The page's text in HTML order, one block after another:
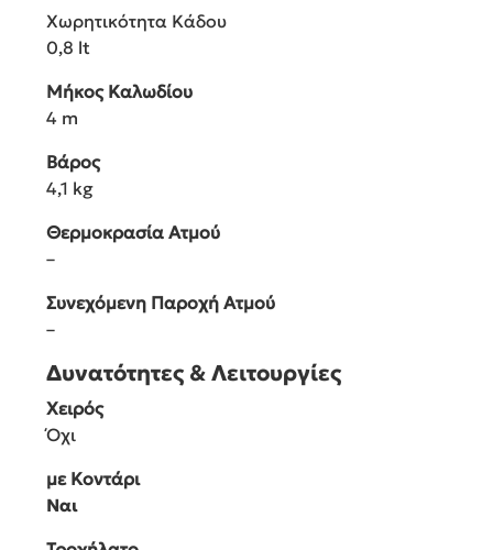
Κωδικός Προϊόντος
1.512-630.0
Τεχνικά Χαρακτηριστικά
Ισχύς
Πίεση Ατμού
Χρόνος Θέρμανσης
Χωρητικότητα Κάδου
0,8 lt
Μήκος Καλωδίου
4 m
Βάρος